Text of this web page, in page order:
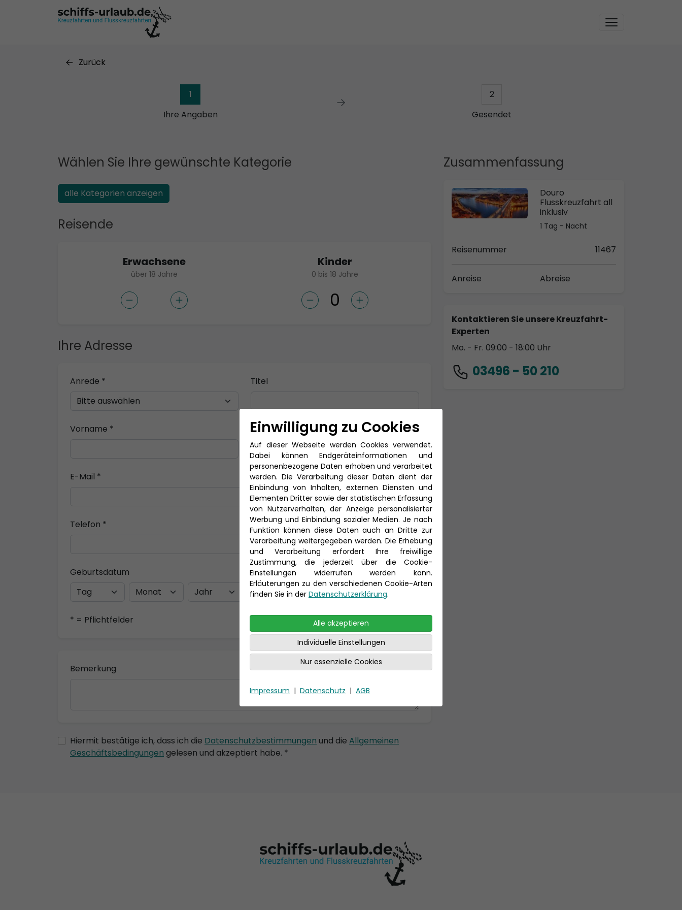
Zurück
1
Ihre Angaben
2
Gesendet
Zusammenfassung
Douro
Flusskreuzfahrt all
inklusiv
1 Tag - Nacht
Reisenummer 11467
Anreise Abreise
Kontaktieren Sie unsere Kreuzfahrt-
Experten
Mo. - Fr. 09:00 - 18:00 Uhr
03496 - 50 210
Wählen Sie Ihre gewünschte Kategorie
alle Kategorien anzeigen
Reisende
Erwachsene
über 18 Jahre
Kinder
0 bis 18 Jahre
Ihre Adresse
Anrede * Titel
Vorname * Nachname *
E-Mail *
Telefon *
Geburtsdatum
* = Pflichtfelder
Bemerkung
Hiermit bestätige ich, dass ich die Datenschutzbestimmungen und die Allgemeinen
Geschäftsbedingungen gelesen und akzeptiert habe. *
Einwilligung zu Cookies
Auf dieser Webseite werden Cookies verwendet.
Dabei können Endgeräteinformationen und
personenbezogene Daten erhoben und verarbeitet
werden. Die Verarbeitung dieser Daten dient der
Einbindung von Inhalten, externen Diensten und
Elementen Dritter sowie der statistischen Erfassung
von Nutzerverhalten, der Anzeige personalisierter
Werbung und Einbindung sozialer Medien. Je nach
Funktion können diese Daten auch an Dritte zur
Verarbeitung weitergegeben werden. Die Erhebung
und Verarbeitung erfordert Ihre freiwillige
Zustimmung, die jederzeit über die Cookie-
Einstellungen widerrufen werden kann.
Erläuterungen zu den verschiedenen Cookie-Arten
finden Sie in der Datenschutzerklärung.
Alle akzeptieren
Individuelle Einstellungen
Nur essenzielle Cookies
Impressum | Datenschutz | AGB